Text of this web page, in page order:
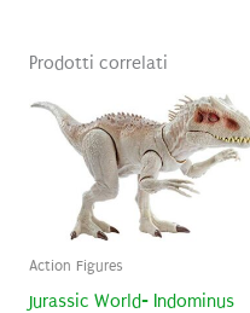
Prodotti correlati
Action Figures
Jurassic World- Indominus